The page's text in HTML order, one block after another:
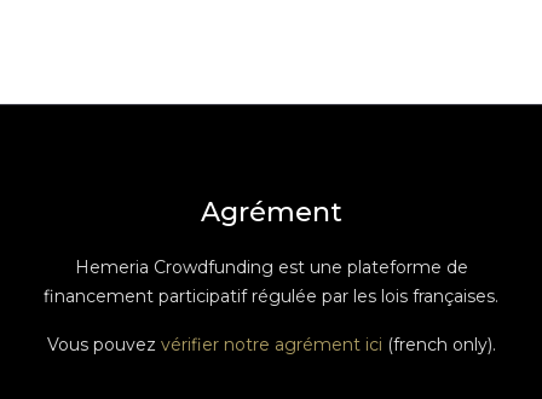
Agrément
Hemeria Crowdfunding est une plateforme de
financement participatif régulée par les lois françaises.
Vous pouvez vérifier notre agrément ici (french only).